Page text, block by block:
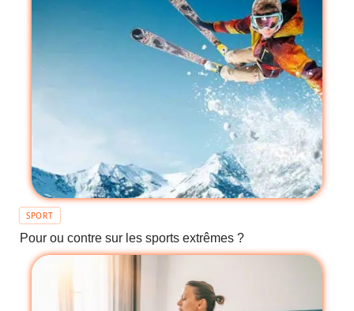
SPORT
Pour ou contre sur les sports extrêmes ?